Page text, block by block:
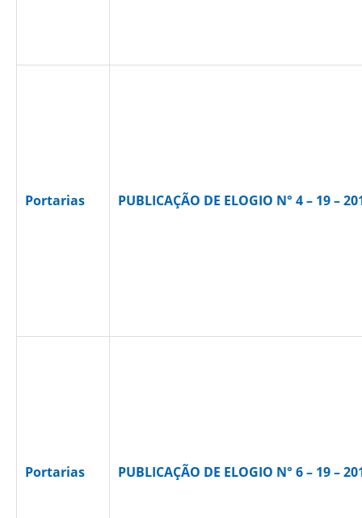
Portarias PUBLICAÇÃO DE ELOGIO N° 4 – 19 –
Portarias PUBLICAÇÃO DE ELOGIO N° 6 – 19 –